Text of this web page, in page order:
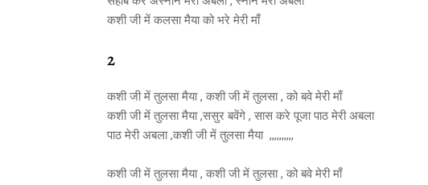
कशी जी में कलसा मैया को भरे मेरी माँ
2
कशी जी में तुलसा मैया , कशी जी में तुलसा , को बवे मेरी माँ
कशी जी में तुलसा मैया ,ससुर बवेंगे , सास करे पूजा पाठ मेरी अबला
पाठ मेरी अबला ,कशी जी में तुलसा मैया ,,,,,,,,,,
कशी जी में तुलसा मैया , कशी जी में तुलसा , को बवे मेरी माँ